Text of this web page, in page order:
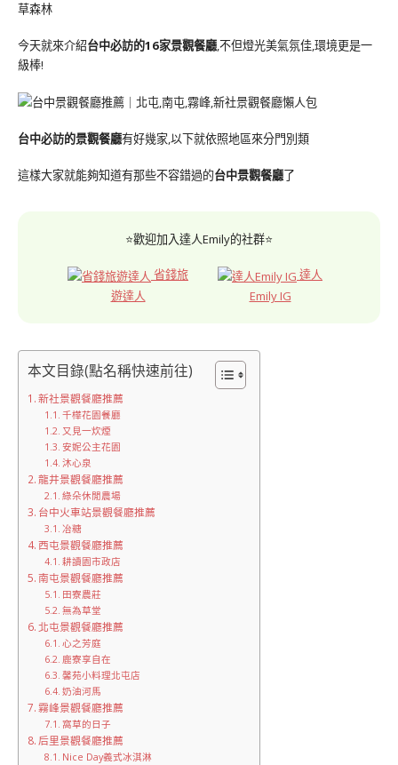
草森林
今天就來介紹台中必訪的16家景觀餐廳,不但燈光美氣氛佳,環境更是一
級棒!
台中必訪的景觀餐廳有好幾家,以下就依照地區來分門別類
這樣大家就能夠知道有那些不容錯過的台中景觀餐廳了
⭐歡迎加入達人Emily的社群⭐
省錢旅
遊達人
達人
Emily IG
本文目錄(點名稱快速前往)
新社景觀餐廳推薦
千樺花園餐廳
又見一炊煙
安妮公主花園
沐心泉
龍井景觀餐廳推薦
綠朵休閒農場
台中火車站景觀餐廳推薦
冶糖
西屯景觀餐廳推薦
耕讀園市政店
南屯景觀餐廳推薦
田寮農莊
無為草堂
北屯景觀餐廳推薦
心之芳庭
鹿寮享自在
馨苑小料理北屯店
奶油河馬
霧峰景觀餐廳推薦
窩草的日子
后里景觀餐廳推薦
Nice Day義式冰淇淋